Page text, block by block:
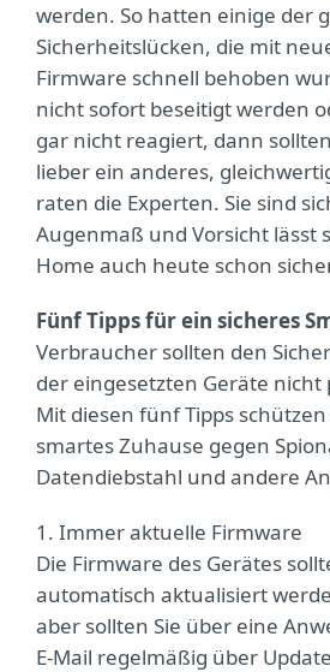
werden. So hatten einige der
Sicherheitslücken, die mit
Firmware schnell behoben
nicht sofort beseitigt werden
gar nicht reagiert, dann
lieber ein anderes,
raten die Experten. Sie sind
Augenmaß und Vorsicht lässt
Home auch heute schon
Fünf Tipps für ein sicheres
Verbraucher sollten den
der eingesetzten Geräte
Mit diesen fünf Tipps
smartes Zuhause gegen
Datendiebstahl und andere
1. Immer aktuelle Firmware
Die Firmware des Gerätes
automatisch aktualisiert
aber sollten Sie über eine
E-Mail regelmäßig über